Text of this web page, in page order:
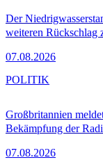
Der
weiteren Rückschlag
07.08.2026
Großbritannien
Bekämpfung der
07.08.2026
POLITIK